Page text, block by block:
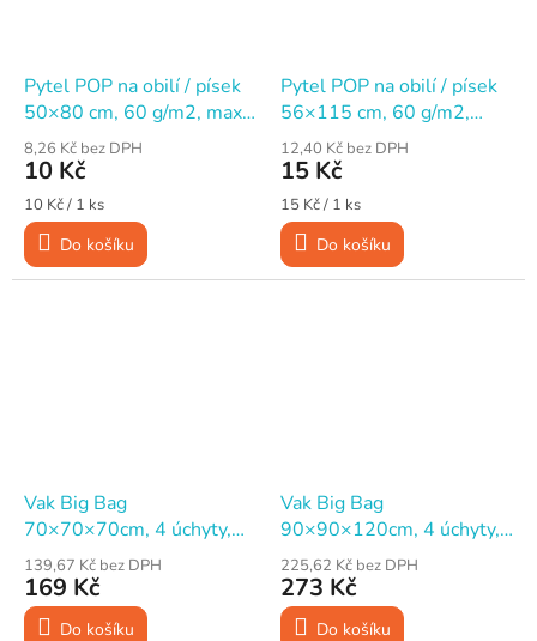
Pytel POP na obilí / písek
50×80 cm, 60 g/m2, max.
20 kg
8,26 Kč bez DPH
10 Kč
Měrná
cena:
10 Kč / 1 ks
Do košíku
Pytel POP na obilí / písek
56×115 cm, 60 g/m2,
max. 70 kg
12,40 Kč bez DPH
15 Kč
Měrná
cena:
15 Kč / 1 ks
Do košíku
Vak Big Bag
70×70×70cm, 4 úchyty,
rovné dno, nosnost 800kg
139,67 Kč bez DPH
169 Kč
Do košíku
Vak Big Bag
90×90×120cm, 4 úchyty,
rovné dno, nosnost
1000kg
225,62 Kč bez DPH
273 Kč
Do košíku